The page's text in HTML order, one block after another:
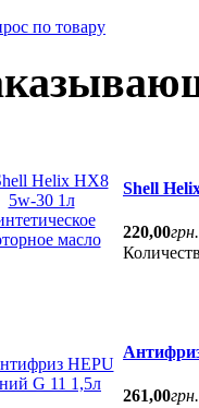
Shell
220,00грн.
261,00грн.